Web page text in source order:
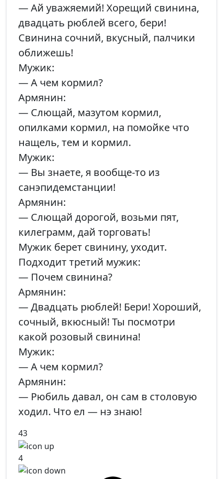
— Ай уважяемий! Хорещий свинина,
двадцать рюблей всего, бери!
Свинина сочний, вкусный, палчики
оближешь!
Мужик:
— А чем кормил?
Армянин:
— Слющай, мазутом кормил,
опилками кормил, на помойке что
нащель, тем и кормил.
Мужик:
— Вы знаете, я вообще-то из
санэпидемстанции!
Армянин:
— Слющай дорогой, возьми пят,
килеграмм, дай торговать!
Мужик берет свинину, уходит.
Подходит третий мужик:
— Почем свинина?
Армянин:
— Двадцать рюблей! Бери! Хороший,
сочный, вкюсный! Ты посмотри
какой розовый свинина!
Мужик:
— А чем кормил?
Армянин:
— Рюбиль давал, он сам в столовую
ходил. Что ел — нэ знаю!
43
4